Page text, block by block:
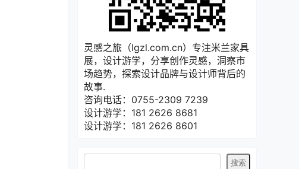
灵感之旅（lgzl.com.cn）专注米兰家具
展，设计游学，分享创作灵感，洞察市
场趋势，探索设计品牌与设计师背后的
故事.
咨询电话：0755-2309 7239
设计游学：181 2626 8681
设计游学：181 2626 8601